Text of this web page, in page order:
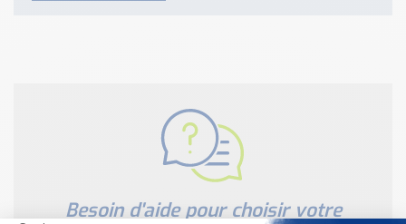
Besoin d'aide pour choisir votre